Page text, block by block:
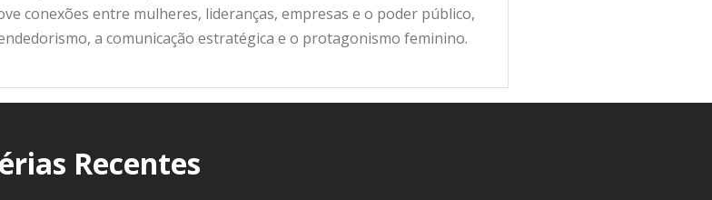
conexões entre mulheres, lideranças, empresas e o poder público,
a comunicação estratégica e o protagonismo feminino.
Recentes